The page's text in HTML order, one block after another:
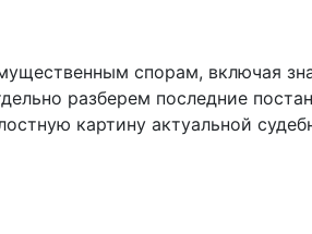
спорам, включая
разберем последние
картину актуальной